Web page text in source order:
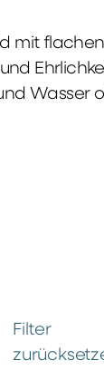
mit flachen
Wasser
Filter